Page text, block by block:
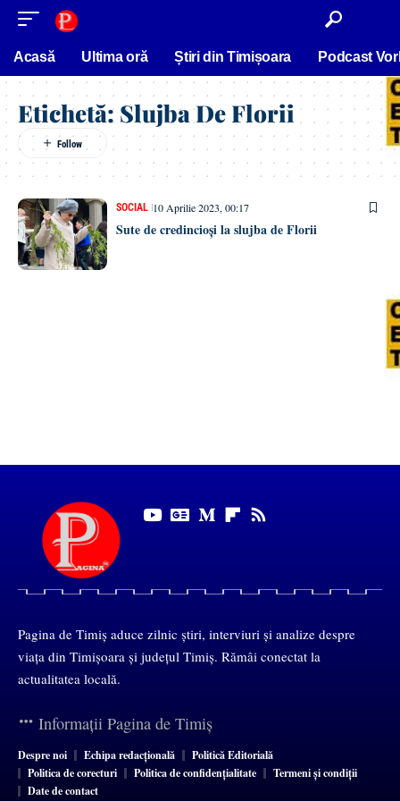
conținut
Acasă Ultima oră Știri din Timișoara Podcast
Etichetă: Slujba De Florii
SOCIAL 10 Aprilie 2023, 00:17
Sute de credincioși la slujba de Florii
Pagina de Timiș aduce zilnic știri, interviuri și analize despre
viața din Timișoara și județul Timiș. Rămâi conectat la
actualitatea locală.
Informații Pagina de Timiș
Despre noi Echipa redacțională
Politică Editorială
Politica de corecturi
Politica de confidențialitate
Termeni și condiții
Date de contact